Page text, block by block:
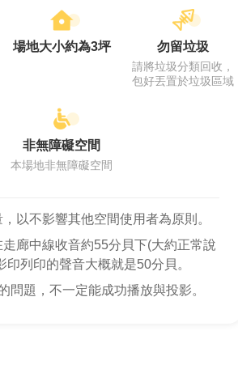
場地大小約為3坪 勿留垃圾
請將垃圾分類回收，
包好丟置於垃圾區域
非無障礙空間
本場地非無障礙空間
以不影響其他空間使用者為原則。
廊中線收音約55分貝下(大約正常說
列印的聲音大概就是50分貝。
題，不一定能成功播放與投影。